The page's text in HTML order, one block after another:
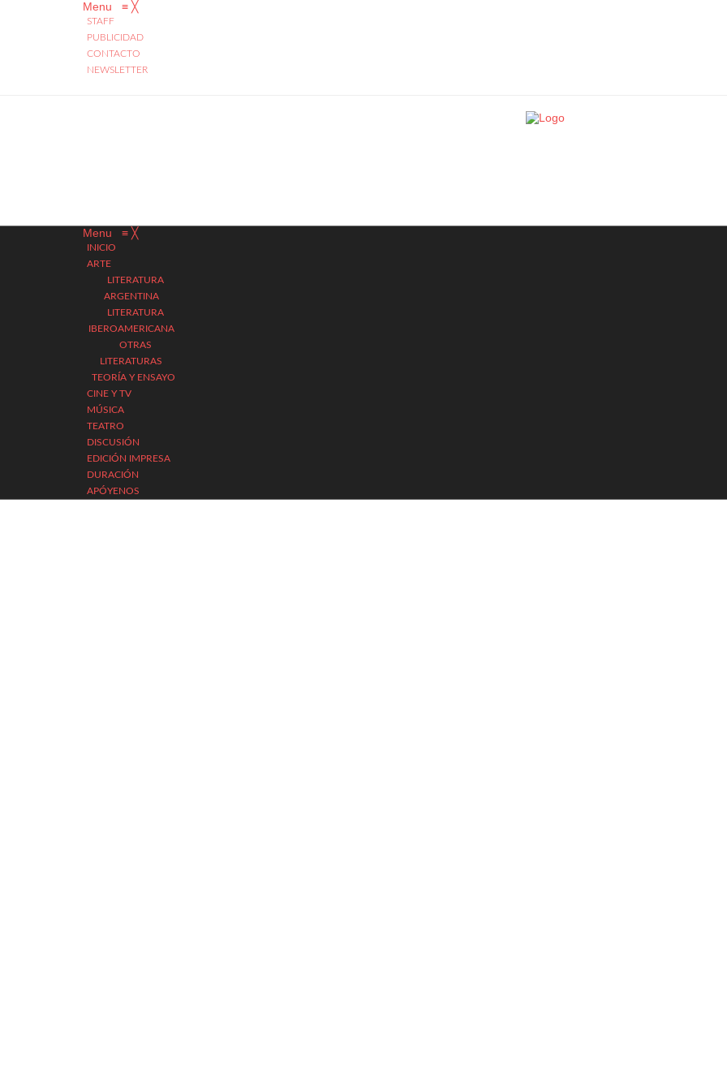
Menu ≡ ╳
STAFF
PUBLICIDAD
CONTACTO
NEWSLETTER
Menu ≡ ╳
INICIO
ARTE
LITERATURA
ARGENTINA
LITERATURA
IBEROAMERICANA
OTRAS
LITERATURAS
TEORÍA Y ENSAYO
CINE Y TV
MÚSICA
TEATRO
DISCUSIÓN
EDICIÓN IMPRESA
DURACIÓN
APÓYENOS